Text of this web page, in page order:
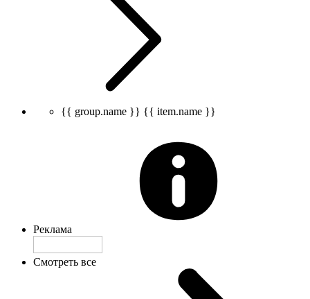
{{ group.name }} {{ item.name }}
Реклама
Смотреть все